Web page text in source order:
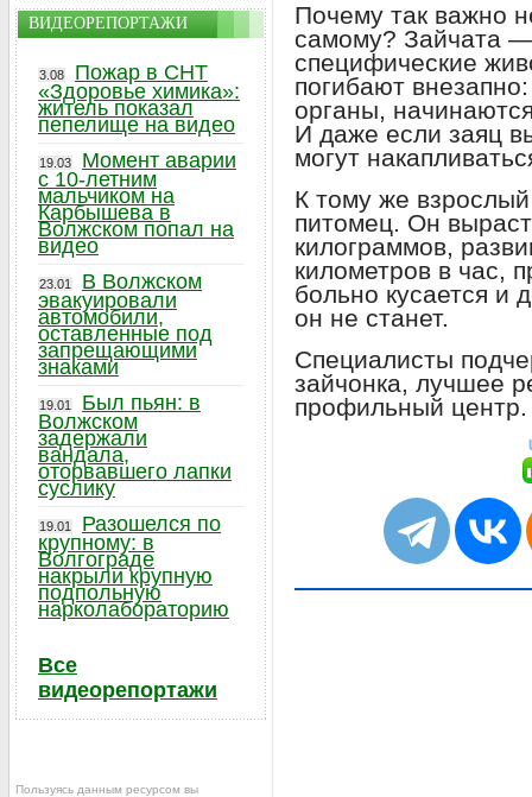
Почему так важно
самому? Зайчата
специфические
погибают
органы,
И даже если заяц
могут
К тому же
питомец. Он
килограммов,
километров в час,
больно кусается
он не станет.
Специалисты
зайчонка, лучшее
профильный центр.
ВИДЕОРЕПОРТАЖИ
3.08
Пожар в СНТ
«Здоровье химика»:
житель показал
пепелище на видео
19.03
Момент аварии
с 10-летним
мальчиком на
Карбышева в
Волжском попал на
видео
23.01
В Волжском
эвакуировали
автомобили,
оставленные под
запрещающими
знаками
19.01
Был пьян: в
Волжском
задержали
вандала,
оторвавшего лапки
суслику
19.01
Разошелся по
крупному: в
Волгограде
накрыли крупную
подпольную
нарколабораторию
Все
видеорепортажи
Пользуясь данным ресурсом вы